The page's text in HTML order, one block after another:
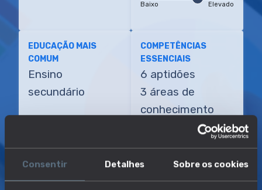
Consentir Detalhes Sobre os cookies
Baixo Elevado
EDUCAÇÃO MAIS
COMUM
Ensino
secundário
COMPETÊNCIAS
ESSENCIAIS
6 aptidões
3 áreas de
conhecimento
Agente municipal